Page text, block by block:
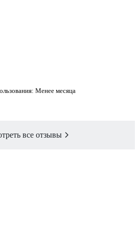
Менее месяца
все отзывы